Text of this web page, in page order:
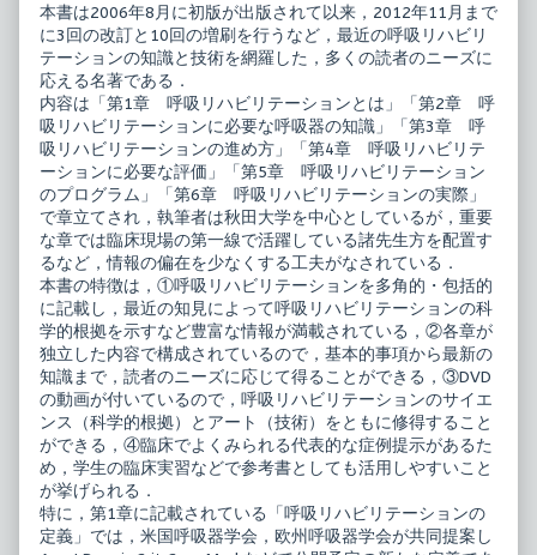
リ
テ
ー
シ
ョ
ン
第
3
版
published
on
か
る
呼
吸
リ
ハ
ビ
リ
テ
ー
シ
ョ
ン
第
3
版,
本書は2006年8月に初版が出版されて以来，2012年11月まで
に3回の改訂と10回の増刷を行うなど，最近の呼吸リハビリ
テーションの知識と技術を網羅した，多くの読者のニーズに
応える名著である．
内容は「第1章 呼吸リハビリテーションとは」「第2章 呼
吸リハビリテーションに必要な呼吸器の知識」「第3章 呼
吸リハビリテーションの進め方」「第4章 呼吸リハビリテ
ーションに必要な評価」「第5章 呼吸リハビリテーション
のプログラム」「第6章 呼吸リハビリテーションの実際」
で章立てされ，執筆者は秋田大学を中心としているが，重要
な章では臨床現場の第一線で活躍している諸先生方を配置す
るなど，情報の偏在を少なくする工夫がなされている．
本書の特徴は，①呼吸リハビリテーションを多角的・包括的
に記載し，最近の知見によって呼吸リハビリテーションの科
学的根拠を示すなど豊富な情報が満載されている，②各章が
独立した内容で構成されているので，基本的事項から最新の
知識まで，読者のニーズに応じて得ることができる，③DVD
の動画が付いているので，呼吸リハビリテーションのサイエ
ンス（科学的根拠）とアート（技術）をともに修得すること
ができる，④臨床でよくみられる代表的な症例提示があるた
め，学生の臨床実習などで参考書としても活用しやすいこと
が挙げられる．
特に，第1章に記載されている「呼吸リハビリテーションの
定義」では，米国呼吸器学会，欧州呼吸器学会が共同提案し